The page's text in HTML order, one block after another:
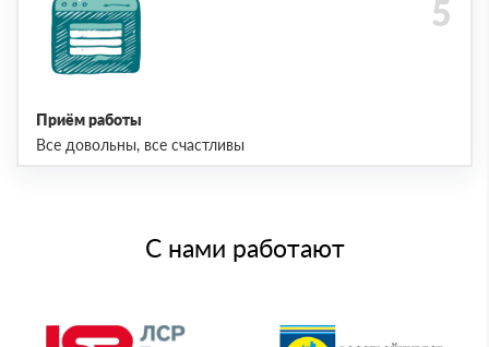
Приём работы
Все довольны, все счастливы
С нами работают